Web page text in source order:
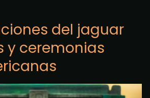
del jaguar
y ceremonias